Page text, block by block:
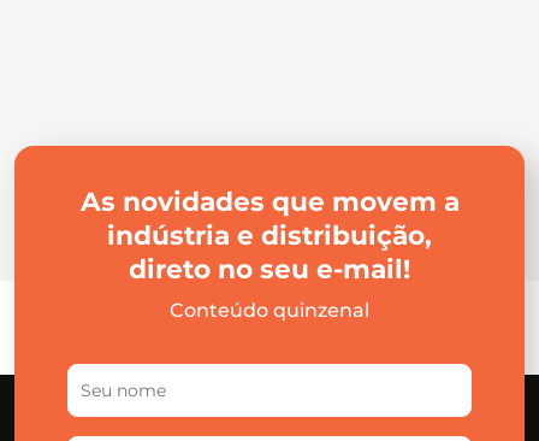
As novidades que movem a
indústria e distribuição,
direto no seu e-mail!
Conteúdo quinzenal